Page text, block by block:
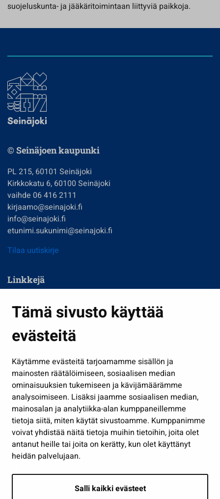
Tämä sivusto käyttää
evästeitä
Käytämme evästeitä tarjoamamme sisällön ja
mainosten räätälöimiseen, sosiaalisen median
ominaisuuksien tukemiseen ja kävijämäärämme
analysoimiseen. Lisäksi jaamme sosiaalisen median,
mainosalan ja analytiikka-alan kumppaneillemme
tietoja siitä, miten käytät sivustoamme. Kumppanimme
voivat yhdistää näitä tietoja muihin tietoihin, joita olet
antanut heille tai joita on kerätty, kun olet käyttänyt
heidän palvelujaan.
Salli kaikki evästeet
suojeluskunta- ja jääkäritoimintaan liittyviä paikkoja.
© Seinäjoen kaupunki
PL 215, 60101 Seinäjoki
Kirkkokatu 6, 60100 Seinäjoki
vaihde 06 416 2111
kirjaamo@seinajoki.fi
info@seinajoki.fi
etunimi.sukunimi@seinajoki.fi
Tilaa uutiskirje
Linkkejä
Kasvatus ja opetus
Kulttuuri ja liikunta
Työ ja yrittäminen
Osallistu ja asioi
Näytä omat evästeasetukseni
Seuraa meitä